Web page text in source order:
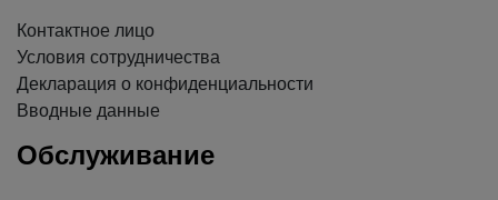
Контактное лицо
Условия сотрудничества
Декларация о конфиденциальности
Вводные данные
Обслуживание